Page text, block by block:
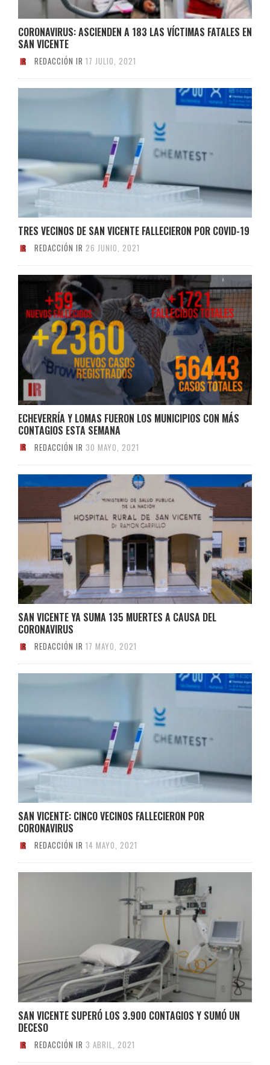
CORONAVIRUS: ASCIENDEN A 183 LAS VÍCTIMAS FATALES EN
SAN VICENTE
REDACCIÓN IR 17 JULIO, 2021
TRES VECINOS DE SAN VICENTE FALLECIERON POR COVID-19
REDACCIÓN IR 26 JUNIO, 2021
ECHEVERRÍA Y LOMAS FUERON LOS MUNICIPIOS CON MÁS
CONTAGIOS ESTA SEMANA
REDACCIÓN IR 30 MAYO, 2021
SAN VICENTE YA SUMA 135 MUERTES A CAUSA DEL
CORONAVIRUS
REDACCIÓN IR 17 MAYO, 2021
SAN VICENTE: CINCO VECINOS FALLECIERON POR
CORONAVIRUS
REDACCIÓN IR 14 MAYO, 2021
SAN VICENTE SUPERÓ LOS 3.900 CONTAGIOS Y SUMÓ UN
DECESO
REDACCIÓN IR 3 ABRIL, 2021